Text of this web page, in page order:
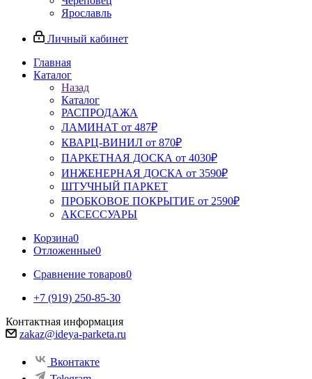
Ярославль
Личный кабинет
Главная
Каталог
Назад
Каталог
РАСПРОДАЖА
ЛАМИНАТ от 487₽
КВАРЦ-ВИНИЛ от 870₽
ПАРКЕТНАЯ ДОСКА от 4030₽
ИНЖЕНЕРНАЯ ДОСКА от 3590₽
ШТУЧНЫЙ ПАРКЕТ
ПРОБКОВОЕ ПОКРЫТИЕ от 2590₽
АКСЕССУАРЫ
Корзина0
Отложенные0
Сравнение товаров0
+7 (919) 250-85-30
Контактная информация
zakaz@ideya-parketa.ru
Вконтакте